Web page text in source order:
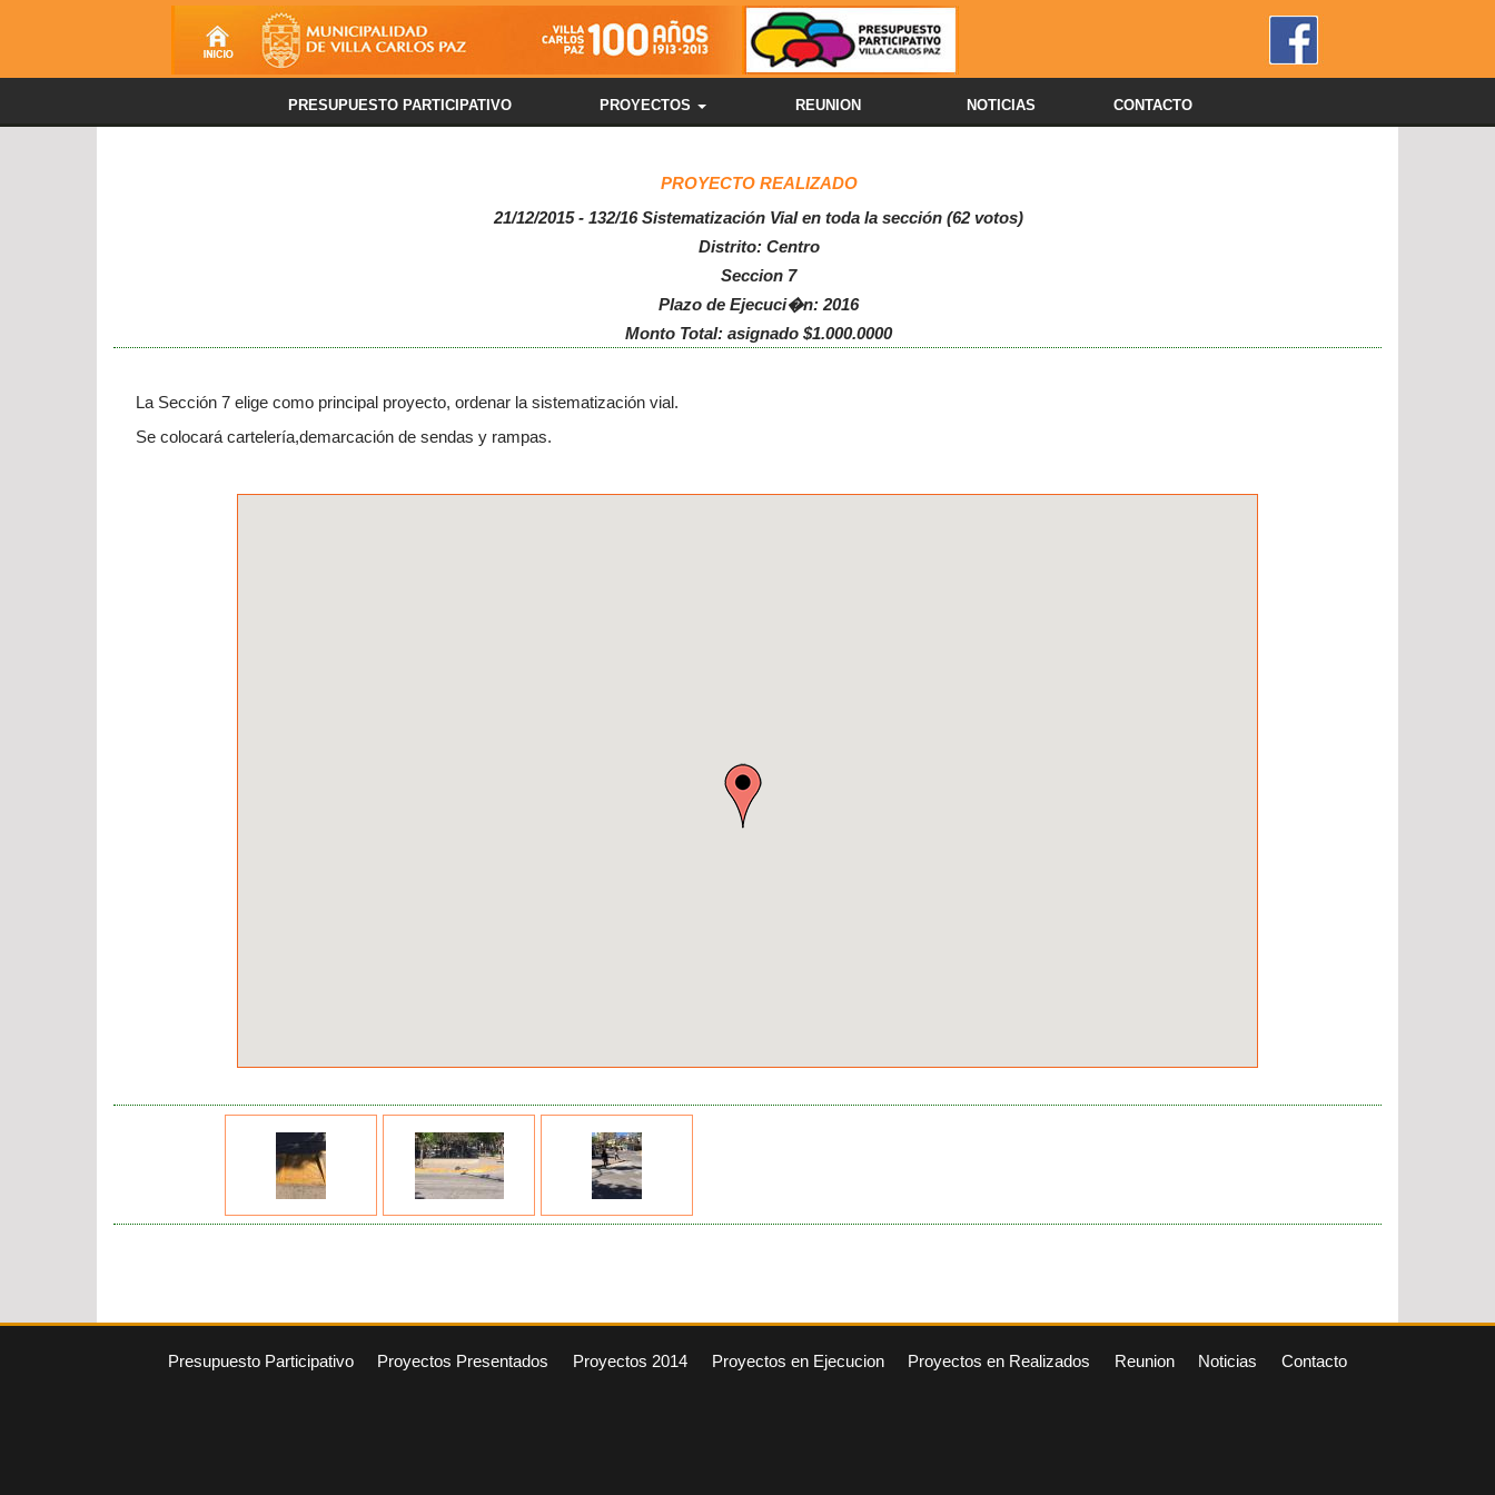
PRESUPUESTO PARTICIPATIVO PROYECTOS REUNION NOTICIAS CONTACTO
PROYECTO REALIZADO
21/12/2015 - 132/16 Sistematización Vial en toda la sección (62 votos)
Distrito: Centro
Seccion 7
Plazo de Ejecuci�n: 2016
Monto Total: asignado $1.000.0000
La Sección 7 elige como principal proyecto, ordenar la sistematización vial.
Se colocará cartelería,demarcación de sendas y rampas.
Presupuesto Participativo Proyectos Presentados Proyectos 2014 Proyectos en Ejecucion Proyectos en Realizados Reunion Noticias Contacto